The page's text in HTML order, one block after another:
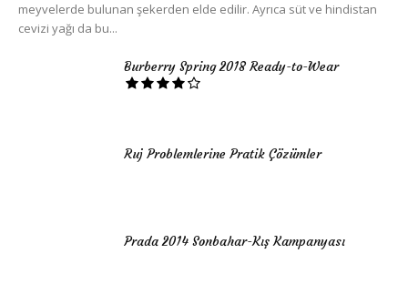
meyvelerde bulunan şekerden elde edilir. Ayrıca süt ve hindistan
cevizi yağı da bu...
Burberry Spring 2018 Ready-to-Wear
Ruj Problemlerine Pratik Çözümler
Prada 2014 Sonbahar-Kış Kampanyası